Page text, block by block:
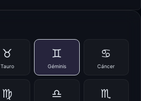
♉
Tauro
♊
Géminis
♋
Cáncer
♍ ♎ ♏